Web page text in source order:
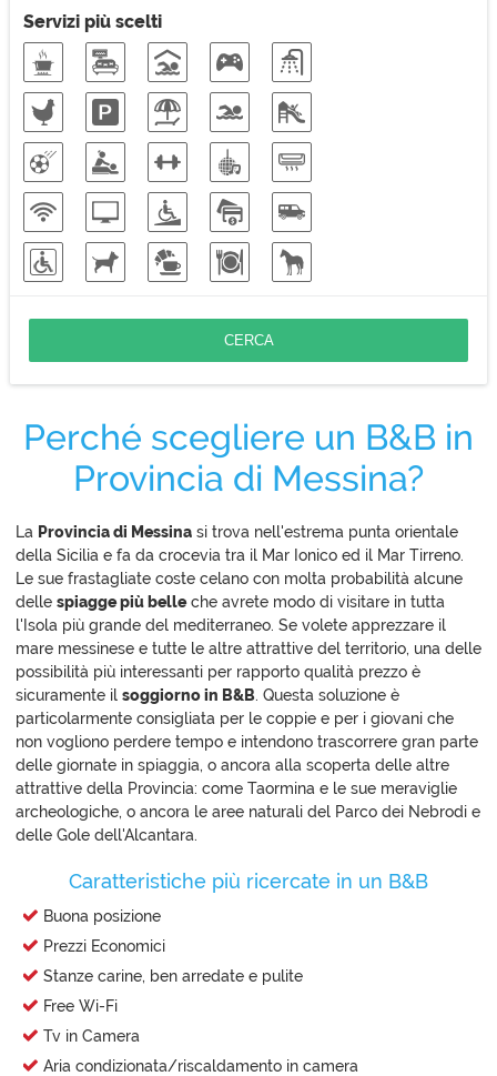
Rustico
Soggiorni di lavoro
Vacanze sulla neve
Vacanze eco-friendly
Servizi più scelti
Perché scegliere un B&B in
Provincia di Messina?
La Provincia di Messina si trova nell'estrema punta orientale
della Sicilia e fa da crocevia tra il Mar Ionico ed il Mar Tirreno.
Le sue frastagliate coste celano con molta probabilità alcune
delle spiagge più belleche avrete modo di visitare in tutta
l'Isola più grande del mediterraneo. Se volete apprezzare il
mare messinese e tutte le altre attrattive del territorio, una delle
possibilità più interessanti per rapporto qualità prezzo è
sicuramente il soggiorno in B&B. Questa soluzione è
particolarmente consigliata per le coppie e per i giovani che
non vogliono perdere tempo e intendono trascorrere gran parte
delle giornate in spiaggia, o ancora alla scoperta delle altre
attrattive della Provincia: come Taormina e le sue meraviglie
archeologiche, o ancora le aree naturali del Parco dei Nebrodi e
delle Gole dell'Alcantara.
Caratteristiche più ricercate in un B&B
Buona posizione
Prezzi Economici
Stanze carine, ben arredate e pulite
Free Wi-Fi
Tv in Camera
Aria condizionata/riscaldamento in camera